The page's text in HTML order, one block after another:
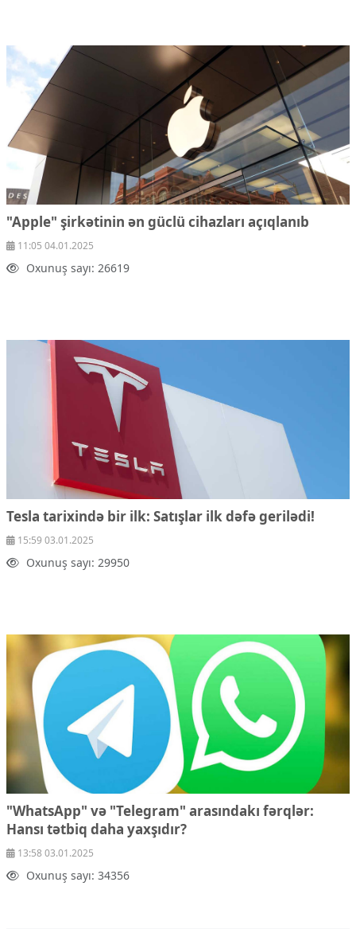
"Apple" şirkətinin ən güclü cihazları açıqlanıb
11:05 04.01.2025
Oxunuş sayı: 26619
Tesla tarixində bir ilk: Satışlar ilk dəfə gerilədi!
15:59 03.01.2025
Oxunuş sayı: 29950
"WhatsApp" və "Telegram" arasındakı fərqlər:
Hansı tətbiq daha yaxşıdır?
13:58 03.01.2025
Oxunuş sayı: 34356